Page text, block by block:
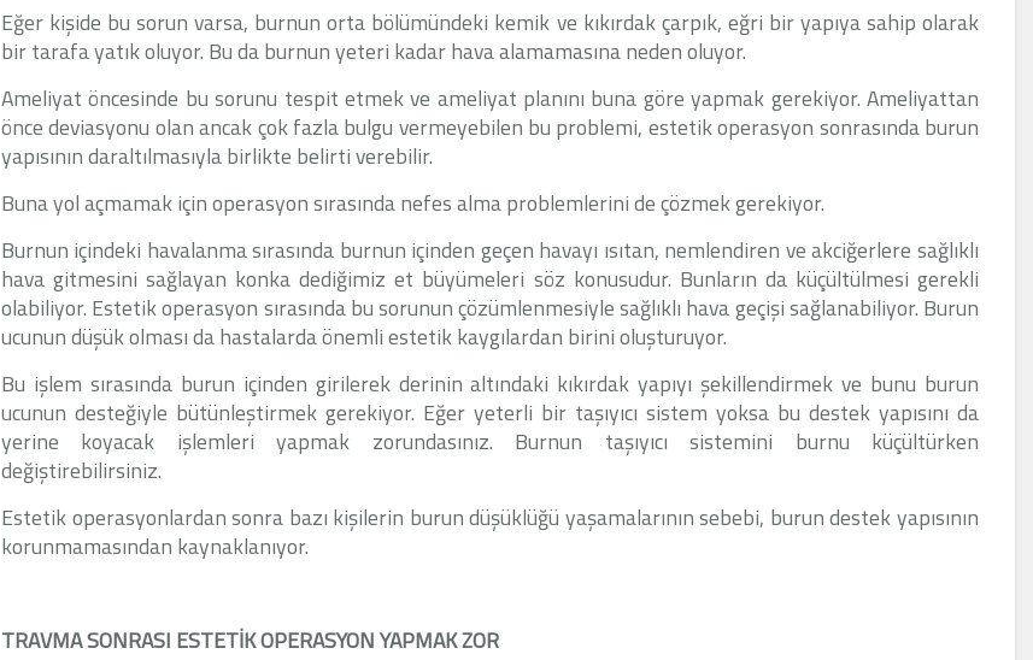
Eğer kişide bu sorun varsa, burnun orta bölümündeki kemik ve kıkırdak çarpık, eğri bir yapıya sahip olarak
bir tarafa yatık oluyor. Bu da burnun yeteri kadar hava alamamasına neden oluyor.
Ameliyat öncesinde bu sorunu tespit etmek ve ameliyat planını buna göre yapmak gerekiyor. Ameliyattan
önce deviasyonu olan ancak çok fazla bulgu vermeyebilen bu problemi, estetik operasyon sonrasında burun
yapısının daraltılmasıyla birlikte belirti verebilir.
Buna yol açmamak için operasyon sırasında nefes alma problemlerini de çözmek gerekiyor.
Burnun içindeki havalanma sırasında burnun içinden geçen havayı ısıtan, nemlendiren ve akciğerlere sağlıklı
hava gitmesini sağlayan konka dediğimiz et büyümeleri söz konusudur. Bunların da küçültülmesi gerekli
olabiliyor. Estetik operasyon sırasında bu sorunun çözümlenmesiyle sağlıklı hava geçişi sağlanabiliyor. Burun
ucunun düşük olması da hastalarda önemli estetik kaygılardan birini oluşturuyor.
Bu işlem sırasında burun içinden girilerek derinin altındaki kıkırdak yapıyı şekillendirmek ve bunu burun
ucunun desteğiyle bütünleştirmek gerekiyor. Eğer yeterli bir taşıyıcı sistem yoksa bu destek yapısını da
yerine koyacak işlemleri yapmak zorundasınız. Burnun taşıyıcı sistemini burnu küçültürken
değiştirebilirsiniz.
Estetik operasyonlardan sonra bazı kişilerin burun düşüklüğü yaşamalarının sebebi, burun destek yapısının
korunmamasından kaynaklanıyor.
TRAVMA SONRASI ESTETİK OPERASYON YAPMAK ZOR